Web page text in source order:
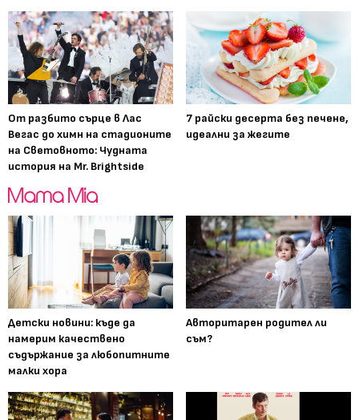
От разбито сърце в Лас
Вегас до химн на стадионите
на Световното: Чудната
история на Mr. Brightside
7 райски десерта без печене,
идеални за жегите
Детски новини: къде да
намерим качествено
съдържание за любопитните
малки хора
Авторитарен родител ли
съм?